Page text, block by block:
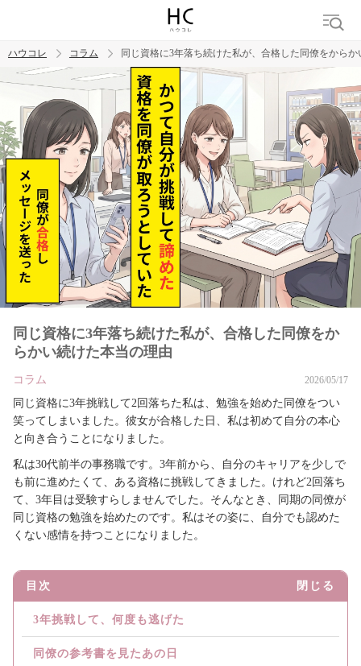
トレンド ワード
男ウケ NG行動 彼女 イイ女 婚活
ハウコレ コラム 同じ資格に3年落ち続けた私が、合格した同僚をから
同じ資格に3年落ち続けた私が、合格した同僚をか
らかい続けた本当の理由
コラム 2026/05/17
同じ資格に3年挑戦して2回落ちた私は、勉強を始めた同僚をつい
笑ってしまいました。彼女が合格した日、私は初めて自分の本心
と向き合うことになりました。
私は30代前半の事務職です。3年前から、自分のキャリアを少しで
も前に進めたくて、ある資格に挑戦してきました。けれど2回落ち
て、3年目は受験すらしませんでした。そんなとき、同期の同僚が
同じ資格の勉強を始めたのです。私はその姿に、自分でも認めた
くない感情を持つことになりました。
目次 閉じる
3年挑戦して、何度も逃げた
同僚の参考書を見たあの日